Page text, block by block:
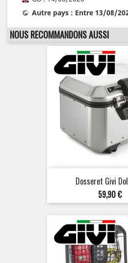
Autre pays : Entre 13/08/
NOUS RECOMMANDONS AUSSI
Dosseret Givi
Prix
59,90 €